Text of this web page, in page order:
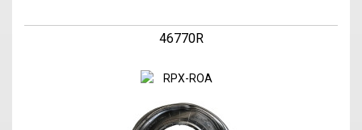
46770R